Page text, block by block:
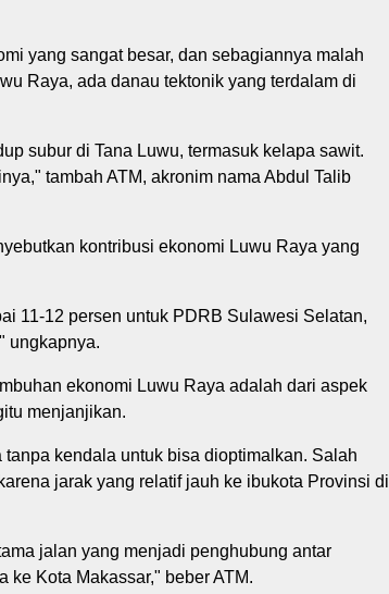
yang sangat besar, dan sebagiannya malah
Raya, ada danau tektonik yang terdalam di
subur di Tana Luwu, termasuk kelapa sawit.
tambah ATM, akronim nama Abdul Talib
kontribusi ekonomi Luwu Raya yang
11-12 persen untuk PDRB Sulawesi Selatan,
ungkapnya.
ekonomi Luwu Raya adalah dari aspek
menjanjikan.
kendala untuk bisa dioptimalkan. Salah
jarak yang relatif jauh ke ibukota Provinsi di
jalan yang menjadi penghubung antar
ke Kota Makassar," beber ATM.